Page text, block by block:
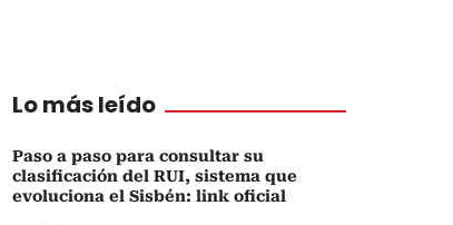
Lo más leído
Paso a paso para consultar su
clasificación del RUI, sistema que
evoluciona el Sisbén: link oficial